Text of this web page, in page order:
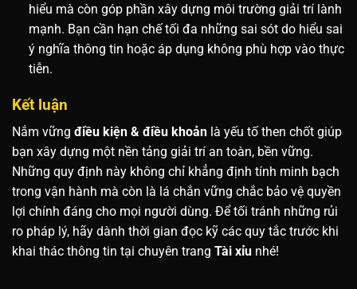
hiểu mà còn góp phần xây dựng môi trường giải trí lành
mạnh. Bạn cần hạn chế tối đa những sai sót do hiểu sai
ý nghĩa thông tin hoặc áp dụng không phù hợp vào thực
tiễn.
Kết luận
Nắm vững điều kiện & điều khoản là yếu tố then chốt giúp
bạn xây dựng một nền tảng giải trí an toàn, bền vững.
Những quy định này không chỉ khẳng định tính minh bạch
trong vận hành mà còn là lá chắn vững chắc bảo vệ quyền
lợi chính đáng cho mọi người dùng. Để tối tránh những rủi
ro pháp lý, hãy dành thời gian đọc kỹ các quy tắc trước khi
khai thác thông tin tại chuyên trang Tài xỉu nhé!